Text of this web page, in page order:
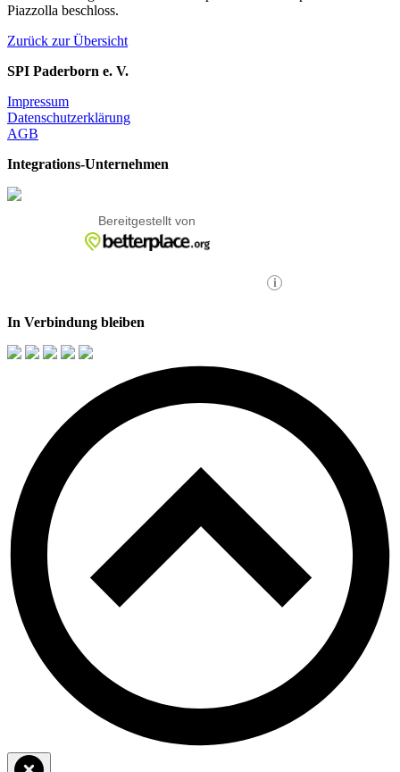
Piazzolla beschloss.
Zurück zur Übersicht
SPI Paderborn e. V.
Impressum
Datenschutzerklärung
AGB
Integrations-Unternehmen
In Verbindung bleiben